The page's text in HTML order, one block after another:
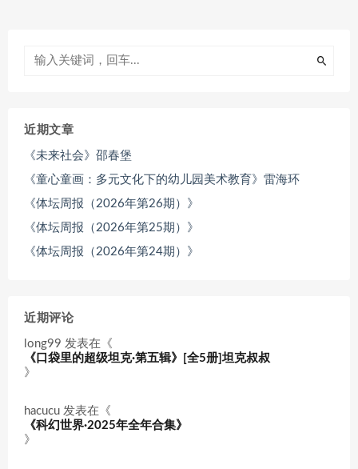
近期文章
《未来社会》邵春堡
《童心童画：多元文化下的幼儿园美术教育》雷海环
《体坛周报（2026年第26期）》
《体坛周报（2026年第25期）》
《体坛周报（2026年第24期）》
近期评论
long99 发表在《
《口袋里的超级坦克·第五辑》[全5册]坦克叔叔
》
hacucu 发表在《
《科幻世界·2025年全年合集》
》